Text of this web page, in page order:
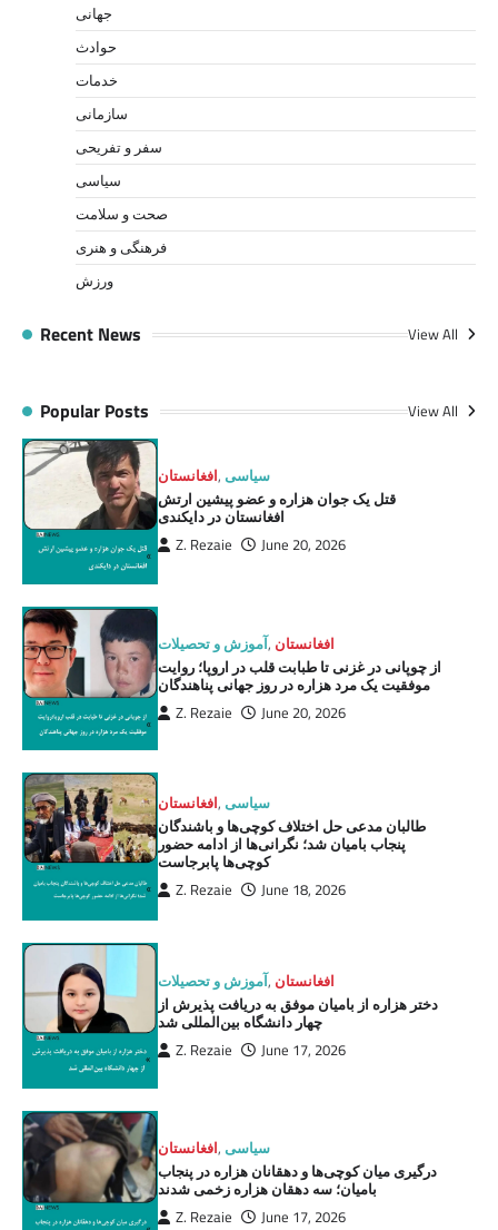
جهانی
حوادث
خدمات
سازمانی
سفر و تفریحی
سیاسی
صحت و سلامت
فرهنگی و هنری
ورزش
Recent News View All
Popular Posts View All
افغانستان,سیاسی
قتل یک جوان هزاره و عضو پیشین ارتش
افغانستان در دایکندی
Z. Rezaie June 20, 2026
آموزش و تحصیلات, افغانستان
از چوپانی در غزنی تا طبابت قلب در اروپا؛ روایت
موفقیت یک مرد هزاره در روز جهانی پناهندگان
Z. Rezaie June 20, 2026
افغانستان,سیاسی
طالبان مدعی حل اختلاف کوچی‌ها و باشندگان
پنجاب بامیان شد؛ نگرانی‌ها از ادامه حضور
کوچی‌ها پابرجاست
Z. Rezaie June 18, 2026
آموزش و تحصیلات, افغانستان
دختر هزاره از بامیان موفق به دریافت پذیرش از
چهار دانشگاه بین‌المللی شد
Z. Rezaie June 17, 2026
افغانستان,سیاسی
درگیری میان کوچی‌ها و دهقانان هزاره در پنجاب
بامیان؛ سه دهقان هزاره زخمی شدند
Z. Rezaie June 17, 2026